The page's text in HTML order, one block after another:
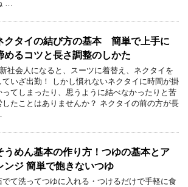
…
クタイの結び方の基本 簡単で上手に
めるコツと長さ調整のしかた
社会人になると、スーツに着替え、ネクタイを
ていざ出勤！ しかし慣れないネクタイに時間が掛
ってしまったり、思うように結べなかったりと苦
したことはありませんか？ ネクタイの前の方が長
うめん基本の作り方！つゆの基本とア
ンジ 簡単で飽きないつゆ
でて洗ってつゆに入れる・つけるだけで手軽に食